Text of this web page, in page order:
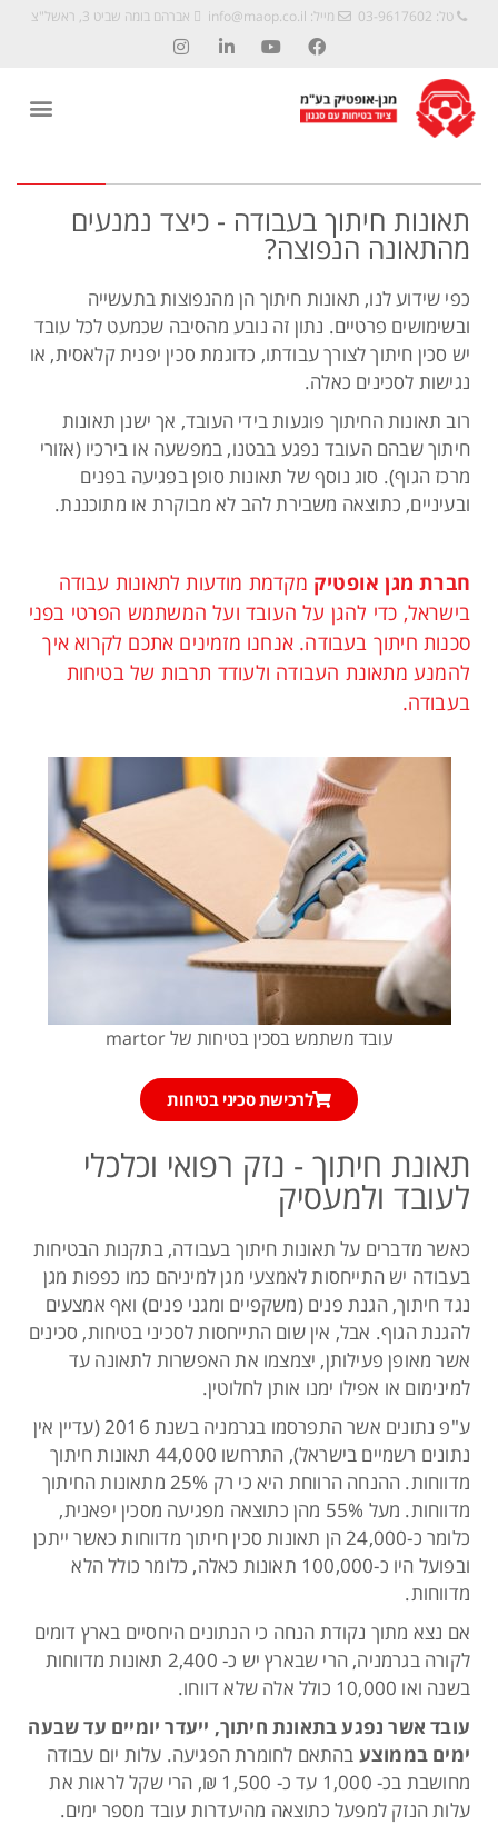
טל: 03-9617602 מייל: info@maop.co.il אברהם בומה שביט 3, ראשל"צ
תאונות חיתוך בעבודה - כיצד נמנעים
מהתאונה הנפוצה?
כפי שידוע לנו, תאונות חיתוך הן מהנפוצות בתעשייה
ובשימושים פרטיים. נתון זה נובע מהסיבה שכמעט לכל עובד
יש סכין חיתוך לצורך עבודתו, כדוגמת סכין יפנית קלאסית, או
נגישות לסכינים כאלה.
רוב תאונות החיתוך פוגעות בידי העובד, אך ישנן תאונות
חיתוך שבהם העובד נפגע בבטנו, במפשעה או בירכיו (אזורי
מרכז הגוף). סוג נוסף של תאונות סופן בפגיעה בפנים
ובעיניים, כתוצאה משבירת להב לא מבוקרת או מתוכננת.
חברת מגן אופטיק מקדמת מודעות לתאונות עבודה
בישראל, כדי להגן על העובד ועל המשתמש הפרטי בפני
סכנות חיתוך בעבודה. אנחנו מזמינים אתכם לקרוא איך
להמנע מתאונת העבודה ולעודד תרבות של בטיחות
בעבודה.
עובד משתמש בסכין בטיחות של martor
לרכישת סכיני בטיחות
תאונת חיתוך - נזק רפואי וכלכלי
לעובד ולמעסיק
כאשר מדברים על תאונות חיתוך בעבודה, בתקנות הבטיחות
בעבודה יש התייחסות לאמצעי מגן למיניהם כמו כפפות מגן
נגד חיתוך, הגנת פנים (משקפיים ומגני פנים) ואף אמצעים
להגנת הגוף. אבל, אין שום התייחסות לסכיני בטיחות, סכינים
אשר מאופן פעילותן, יצמצמו את האפשרות לתאונה עד
למינימום או אפילו ימנו אותן לחלוטין.
ע"פ נתונים אשר התפרסמו בגרמניה בשנת 2016 (עדיין אין
נתונים רשמיים בישראל), התרחשו 44,000 תאונות חיתוך
מדווחות. ההנחה הרווחת היא כי רק 25% מתאונות החיתוך
מדווחות. מעל 55% מהן כתוצאה מפגיעה מסכין יפאנית,
כלומר כ-24,000 הן תאונות סכין חיתוך מדווחות כאשר ייתכן
ובפועל היו כ-100,000 תאונות כאלה, כלומר כולל הלא
מדווחות.
אם נצא מתוך נקודת הנחה כי הנתונים היחסיים בארץ דומים
לקורה בגרמניה, הרי שבארץ יש כ- 2,400 תאונות מדווחות
בשנה ואו 10,000 כולל אלה שלא דווחו.
עובד אשר נפגע בתאונת חיתוך, ייעדר יומיים עד שבעה
ימים בממוצע בהתאם לחומרת הפגיעה. עלות יום עבודה
מחושבת בכ- 1,000 עד כ- 1,500 ₪, הרי שקל לראות את
עלות הנזק למפעל כתוצאה מהיעדרות עובד מספר ימים.